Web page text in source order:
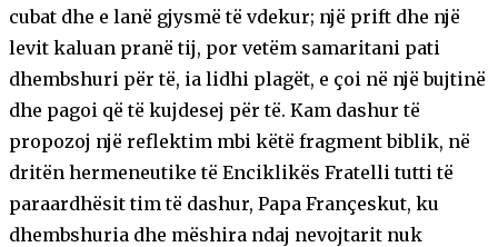
cubat dhe e lanë gjysmë të vdekur; një prift dhe një
levit kaluan pranë tij, por vetëm samaritani pati
dhembshuri për të, ia lidhi plagët, e çoi në një bujtinë
dhe pagoi që të kujdesej për të. Kam dashur të
propozoj një reflektim mbi këtë fragment biblik, në
dritën hermeneutike të Enciklikës Fratelli tutti të
paraardhësit tim të dashur, Papa Françeskut, ku
dhembshuria dhe mëshira ndaj nevojtarit nuk